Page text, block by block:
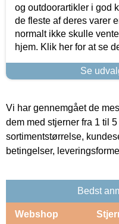
og outdoorartikler i god
de fleste af deres varer
normalt ikke skulle
hjem. Klik her for at se
Se
Vi har gennemgået de
dem med stjerner fra 1 til
sortimentstørrelse,
betingelser,
Bedst
Webshop